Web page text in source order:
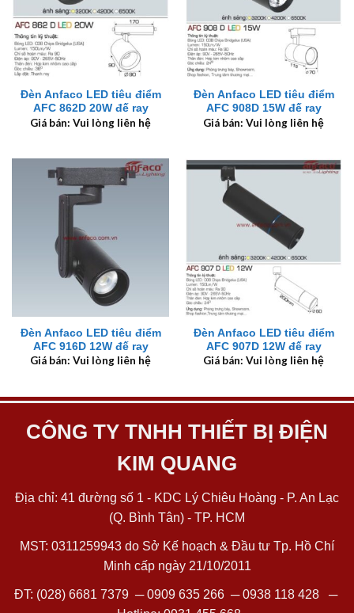
Đèn Anfaco LED tiêu điểm
AFC 862D 20W đế ray
Giá bán: Vui lòng liên hệ
Đèn Anfaco LED tiêu điểm
AFC 908D 15W đế ray
Giá bán: Vui lòng liên hệ
Đèn Anfaco LED tiêu điểm
AFC 916D 12W đế ray
Giá bán: Vui lòng liên hệ
Đèn Anfaco LED tiêu điểm
AFC 907D 12W đế ray
Giá bán: Vui lòng liên hệ
CÔNG TY TNHH THIẾT BỊ ĐIỆN
KIM QUANG
Địa chỉ: 41 đường số 1 - KDC Lý Chiêu Hoàng - P. An Lạc
(Q. Bình Tân) - TP. HCM
MST: 0311259943 do Sở Kế hoạch & Đầu tư Tp. Hồ Chí
Minh cấp ngày 21/10/2011
ĐT: (028) 6681 7379 ─0909 635 266─0938 118 428─